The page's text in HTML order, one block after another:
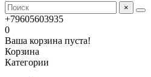
×
+79605603935
0
Ваша корзина пуста!
Корзина
Категории